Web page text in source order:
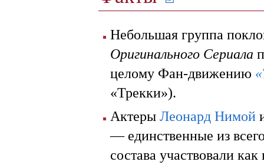
Небольшая группа
Оригинального Сериала
целому Фан-движению
«Трекки»).
Актеры Леонард Нимой
— единственные из
состава участвовали как